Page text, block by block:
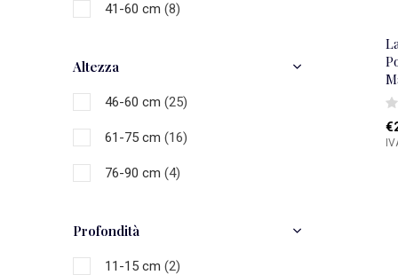
41-60 cm (8)
Altezza
46-60 cm (25)
61-75 cm (16)
76-90 cm (4)
Profondità
11-15 cm (2)